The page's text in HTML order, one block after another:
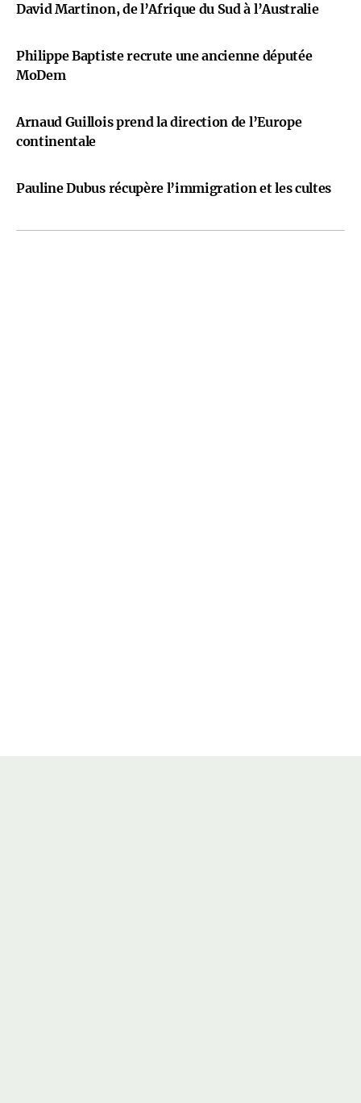
David Martinon, de l’Afrique du Sud à l’Australie
Philippe Baptiste recrute une ancienne députée
MoDem
Arnaud Guillois prend la direction de l’Europe
continentale
Pauline Dubus récupère l’immigration et les cultes